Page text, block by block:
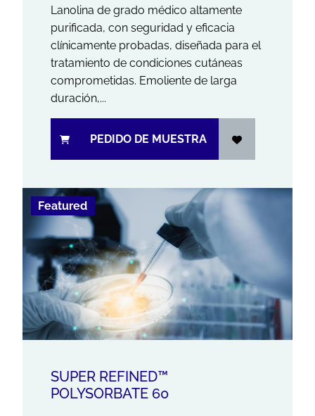
Lanolina de grado médico altamente
purificada, con seguridad y eficacia
clínicamente probadas, diseñada para el
tratamiento de condiciones cutáneas
comprometidas. Emoliente de larga
duración,...
PEDIDO DE MUESTRA
Featured
SUPER REFINED™
POLYSORBATE 60